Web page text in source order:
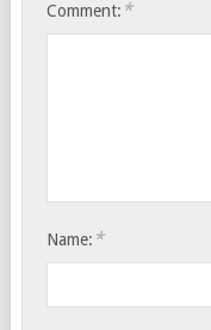
Comment: *
Name: *